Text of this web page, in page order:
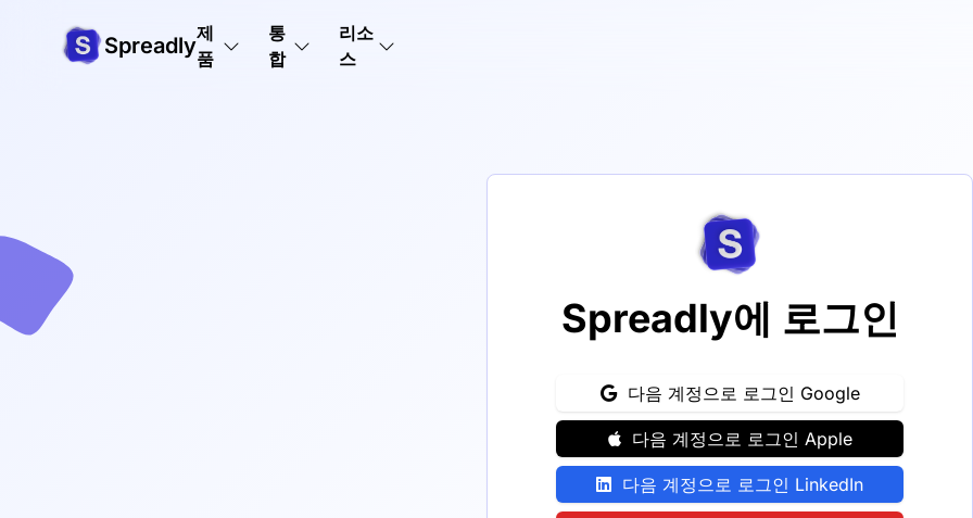
Spreadly제
품
통
합
리소
스
Spreadly에 로그인
다음 계정으로 로그인 Google
다음 계정으로 로그인 Apple
다음 계정으로 로그인 LinkedIn